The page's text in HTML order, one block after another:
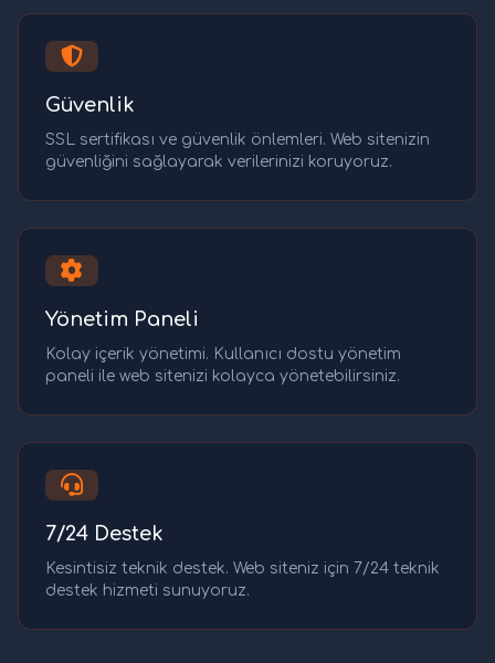
Güvenlik
SSL sertifikası ve güvenlik önlemleri. Web sitenizin
güvenliğini sağlayarak verilerinizi koruyoruz.
Yönetim Paneli
Kolay içerik yönetimi. Kullanıcı dostu yönetim
paneli ile web sitenizi kolayca yönetebilirsiniz.
7/24 Destek
Kesintisiz teknik destek. Web siteniz için 7/24 teknik
destek hizmeti sunuyoruz.